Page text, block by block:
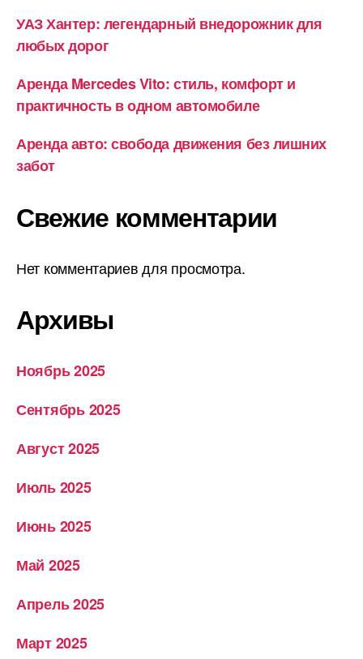
УАЗ Хантер: легендарный внедорожник для
любых дорог
Аренда Mercedes Vito: стиль, комфорт и
практичность в одном автомобиле
Аренда авто: свобода движения без лишних
забот
Свежие комментарии
Нет комментариев для просмотра.
Архивы
Ноябрь 2025
Сентябрь 2025
Август 2025
Июль 2025
Июнь 2025
Май 2025
Апрель 2025
Март 2025